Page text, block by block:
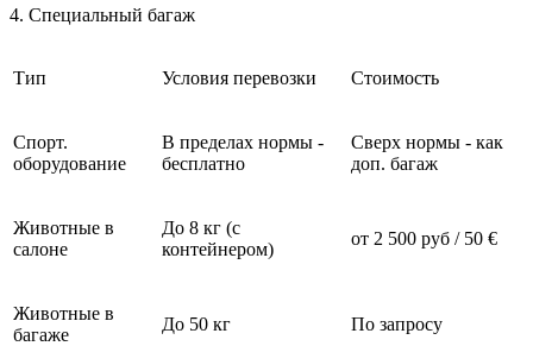
4. Специальный багаж
Тип Условия перевозки Стоимость
Спорт.
оборудование
В пределах нормы -
бесплатно
Сверх нормы - как
доп. багаж
Животные в
салоне
До 8 кг (с
контейнером)
от 2 500 руб / 50 €
Животные в
багаже
До 50 кг По запросу